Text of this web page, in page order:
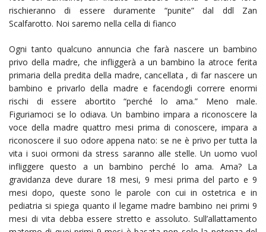
rischieranno di essere duramente “punite” dal ddl Zan
Scalfarotto. Noi saremo nella cella di fianco
Ogni tanto qualcuno annuncia che farà nascere un bambino
privo della madre, che infliggerà a un bambino la atroce ferita
primaria della predita della madre, cancellata , di far nascere un
bambino e privarlo della madre e facendogli correre enormi
rischi di essere abortito “perché lo ama.” Meno male.
Figuriamoci se lo odiava. Un bambino impara a riconoscere la
voce della madre quattro mesi prima di conoscere, impara a
riconoscere il suo odore appena nato: se ne è privo per tutta la
vita i suoi ormoni da stress saranno alle stelle. Un uomo vuol
infliggere questo a un bambino perché lo ama. Ama? La
gravidanza deve durare 18 mesi, 9 mesi prima del parto e 9
mesi dopo, queste sono le parole con cui in ostetrica e in
pediatria si spiega quanto il legame madre bambino nei primi 9
mesi di vita debba essere stretto e assoluto. Sull’allattamento